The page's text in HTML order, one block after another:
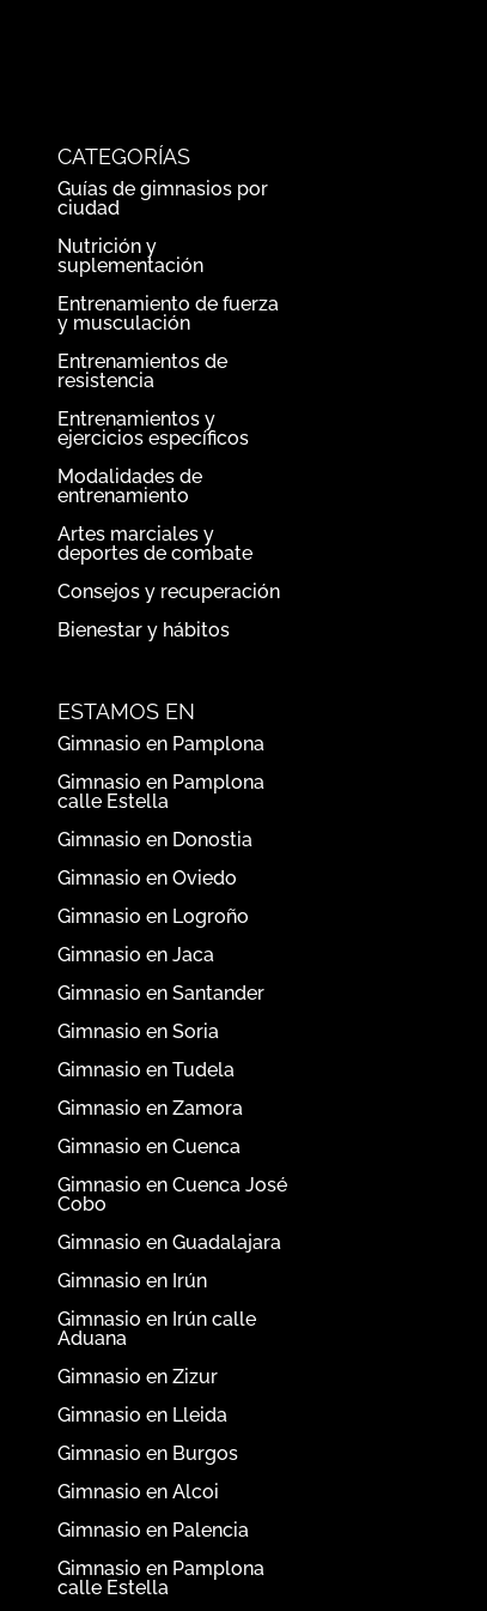
CATEGORÍAS
Guías de gimnasios por
ciudad
Nutrición y
suplementación
Entrenamiento de fuerza
y musculación
Entrenamientos de
resistencia
Entrenamientos y
ejercicios específicos
Modalidades de
entrenamiento
Artes marciales y
deportes de combate
Consejos y recuperación
Bienestar y hábitos
ESTAMOS EN
Gimnasio en Pamplona
Gimnasio en Pamplona
calle Estella
Gimnasio en Donostia
Gimnasio en Oviedo
Gimnasio en Logroño
Gimnasio en Jaca
Gimnasio en Santander
Gimnasio en Soria
Gimnasio en Tudela
Gimnasio en Zamora
Gimnasio en Cuenca
Gimnasio en Cuenca José
Cobo
Gimnasio en Guadalajara
Gimnasio en Irún
Gimnasio en Irún calle
Aduana
Gimnasio en Zizur
Gimnasio en Lleida
Gimnasio en Burgos
Gimnasio en Alcoi
Gimnasio en Palencia
Gimnasio en Pamplona
calle Estella